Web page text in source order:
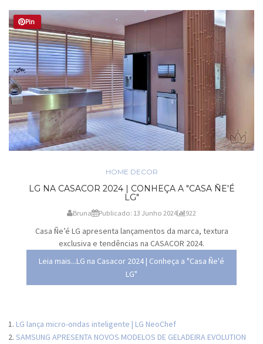
Pin
HOME DECOR
LG NA CASACOR 2024 | CONHEÇA A "CASA ÑE'É
LG"
Bruna Publicado: 13 Junho 2024 922
Casa Ñe’é LG apresenta lançamentos da marca, textura
exclusiva e tendências na CASACOR 2024.
Leia mais...LG na Casacor 2024 | Conheça a "Casa Ñe'é
LG"
LG lança micro-ondas inteligente | LG NeoChef
SAMSUNG APRESENTA NOVOS MODELOS DE GELADEIRA EVOLUTION